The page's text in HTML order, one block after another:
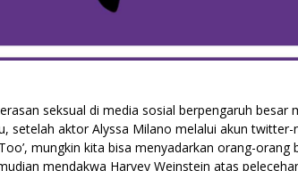
seksual di media sosial berpengaruh
aktor Alyssa Milano melalui akun twitter-
mungkin kita bisa menyadarkan orang-
mendakwa Harvey Weinstein atas